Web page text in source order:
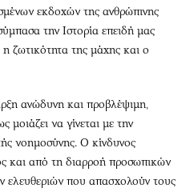
εκδοχών της ανθρώπινης
την Ιστορία επειδή μας
ζωτικότητα της μάχης και ο
ανώδυνη και προβλέψιμη,
μοιάζει να γίνεται με την
νοημοσύνης. Ο κίνδυνος
και από τη διαρροή προσωπικών
ελευθεριών που απασχολούν τους